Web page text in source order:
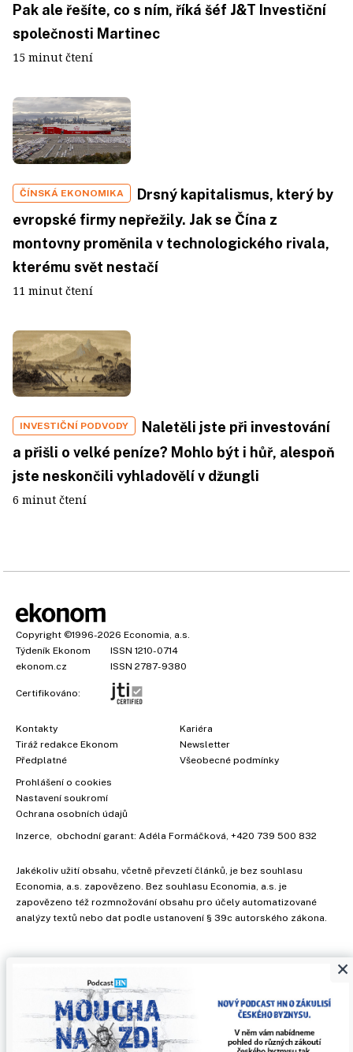
Pak ale řešíte, co s ním, říká šéf J&T Investiční
společnosti Martinec
15 minut čtení
ČÍNSKÁ EKONOMIKA
Drsný kapitalismus, který by
evropské firmy nepřežily. Jak se Čína z
montovny proměnila v technologického rivala,
kterému svět nestačí
11 minut čtení
INVESTIČNÍ PODVODY
Naletěli jste při investování
a přišli o velké peníze? Mohlo být i hůř, alespoň
jste neskončili vyhladovělí v džungli
6 minut čtení
Copyright ©1996-2026 Economia, a.s.
Týdeník Ekonom
ISSN 1210-0714
ekonom.cz
ISSN 2787-9380
Certifikováno:
Kontakty
Tiráž redakce Ekonom
Předplatné
Kariéra
Newsletter
Všeobecné podmínky
Prohlášení o cookies
Nastavení soukromí
Ochrana osobních údajů
Inzerce, obchodní garant: Adéla Formáčková, +420 739 500 832
Jakékoliv užití obsahu, včetně převzetí článků, je bez souhlasu
Economia, a.s. zapovězeno. Bez souhlasu Economia, a.s. je
zapovězeno též rozmnožování obsahu pro účely automatizované
analýzy textů nebo dat podle ustanovení § 39c autorského zákona.
×